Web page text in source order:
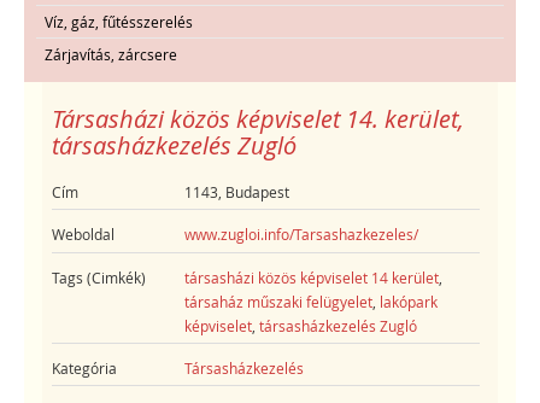
Víz, gáz, fűtésszerelés
Zárjavítás, zárcsere
Társasházi közös képviselet 14. kerület,
társasházkezelés Zugló
Cím 1143, Budapest
Weboldal www.zugloi.info/Tarsashazkezeles/
Tags (Cimkék) társasházi közös képviselet 14 kerület
társaház műszaki felügyelet lakópark
képviselet ,társasházkezelés Zugló
Kategória Társasházkezelés